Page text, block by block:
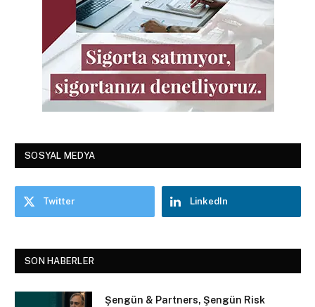
SOSYAL MEDYA
Twitter LinkedIn
SON HABERLER
Şengün & Partners, Şengün Risk